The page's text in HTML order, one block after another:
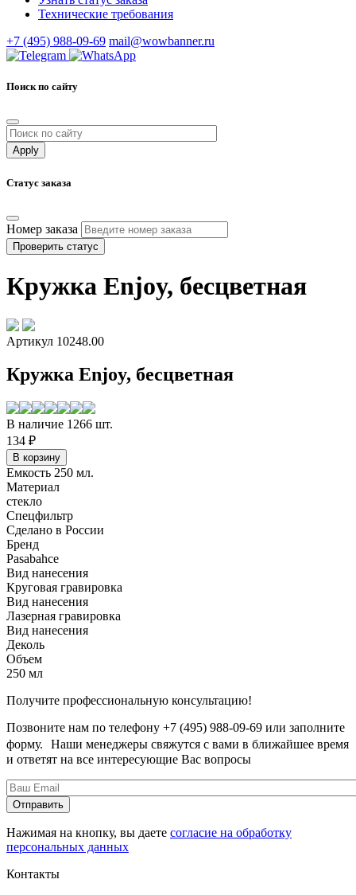
Технические требования
+7 (495) 988-09-69 mail@wowbanner.ru
Поиск по сайту
Статус заказа
Номер заказа
Проверить статус
Кружка Enjoy, бесцветная
Артикул 10248.00
Кружка Enjoy, бесцветная
В наличие 1266 шт.
134 ₽
Емкость 250 мл.
Материал
стекло
Спецфильтр
Сделано в России
Бренд
Pasabahce
Вид нанесения
Круговая гравировка
Вид нанесения
Лазерная гравировка
Вид нанесения
Деколь
Объем
250 мл
Получите профессиональную консультацию!
Позвоните нам по телефону +7 (495) 988-09-69 или заполните
форму. Наши менеджеры свяжутся с вами в ближайшее время
и ответят на все интересующие Вас вопросы
Нажимая на кнопку, вы даете согласие на обработку
персональных данных
Контакты